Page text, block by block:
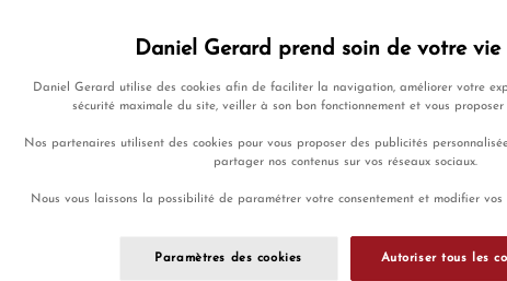
Daniel Gerard prend soin de votre vie
Daniel Gerard utilise des cookies afin de faciliter la navigation, améliorer votre
sécurité maximale du site, veiller à son bon fonctionnement et vous
Nos partenaires utilisent des cookies pour vous proposer des publicités
partager nos contenus sur vos réseaux sociaux.
Nous vous laissons la possibilité de paramétrer votre consentement et modifier vos
Paramètres des cookies Autoriser tous les